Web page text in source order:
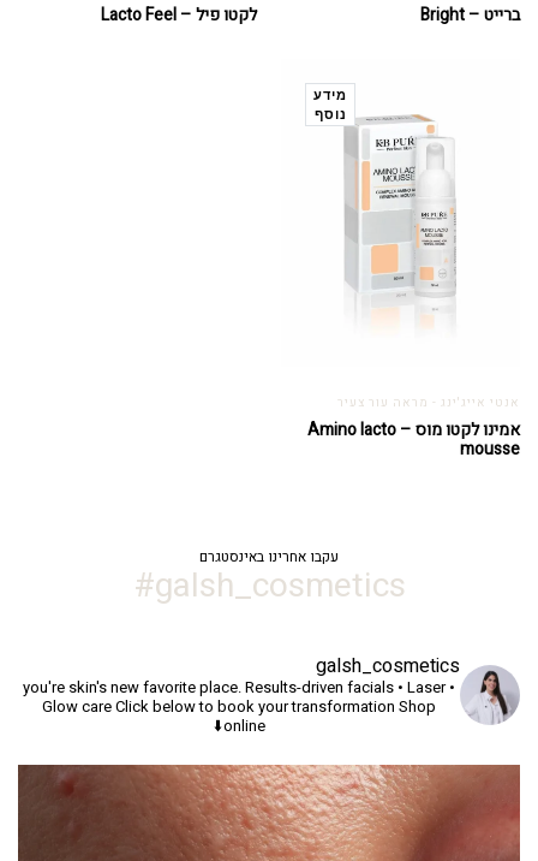
ברייט – Bright לקטו פיל – Lacto Feel
מידע
נוסף
אנטי אייג'ינג - מראה עור צעיר
אמינו לקטו מוס – Amino lacto
mousse
עקבו אחרינו באינסטגרם
galsh_cosmetics#
galsh_cosmetics
you're skin's new favorite place.Results-driven facials • Laser •
Glow careClick below to book your transformation Shop
online⬇️